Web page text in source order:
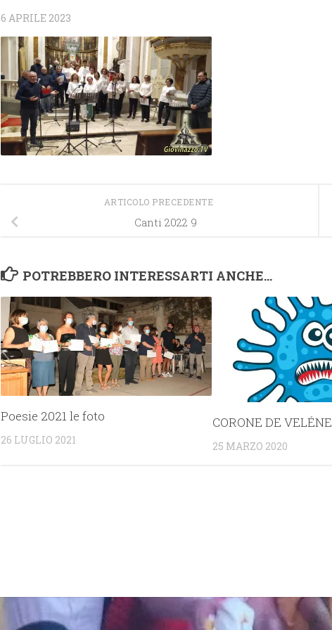
6 APRILE 2023
ARTICOLO PRECEDENTE
Canti 2022 9
POTREBBERO INTERESSARTI ANCHE...
Poesie 2021 le foto
26 LUGLIO 2021
CORONE DE VELÉNE
25 MARZO 2020